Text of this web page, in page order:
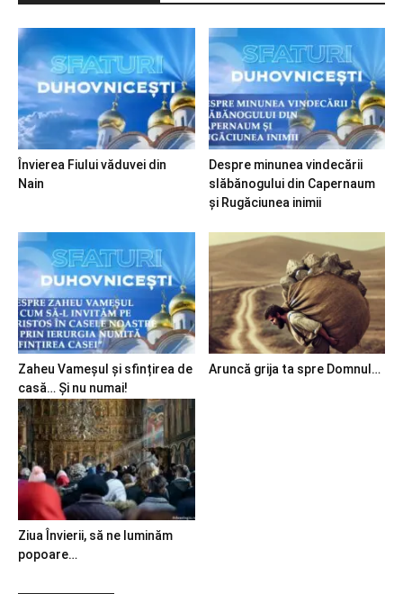
Învierea Fiului văduvei din
Nain
Despre minunea vindecării
slăbănogului din Capernaum
și Rugăciunea inimii
Zaheu Vameșul și sfințirea de
casă… Și nu numai!
Aruncă grija ta spre Domnul…
Ziua Învierii, să ne luminăm
popoare…